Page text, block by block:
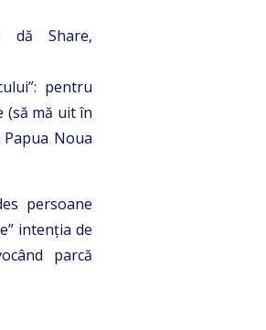
dă Share,
pentru
(să mă uit în
Noua
persoane
intenţia de
parcă